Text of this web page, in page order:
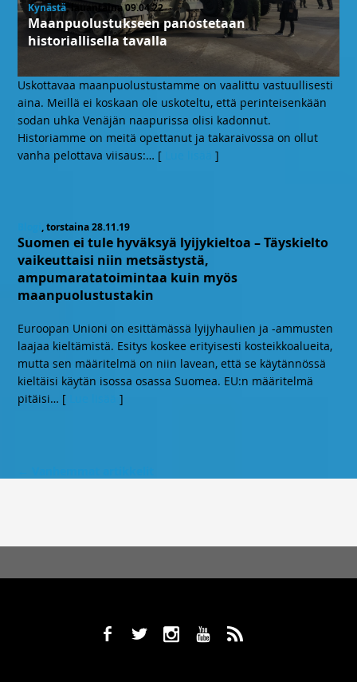
Kynästä, lauantaina 09.04.22
Maanpuolustukseen panostetaan
historiallisella tavalla
Uskottavaa maanpuolustustamme on vaalittu vastuullisesti
aina. Meillä ei koskaan ole uskoteltu, että perinteisenkään
sodan uhka Venäjän naapurissa olisi kadonnut.
Historiamme on meitä opettanut ja takaraivossa on ollut
vanha pelottava viisaus:… [ ]
Blogi, torstaina 28.11.19
Suomen ei tule hyväksyä lyijykieltoa – Täyskielto
vaikeuttaisi niin metsästystä,
ampumaratatoimintaa kuin myös
maanpuolustustakin
Euroopan Unioni on esittämässä lyijyhaulien ja -ammusten
laajaa kieltämistä. Esitys koskee erityisesti kosteikkoalueita,
mutta sen määritelmä on niin lavean, että se käytännössä
kieltäisi käytän isossa osassa Suomea. EU:n määritelmä
pitäisi… [ ]
b a x r ,